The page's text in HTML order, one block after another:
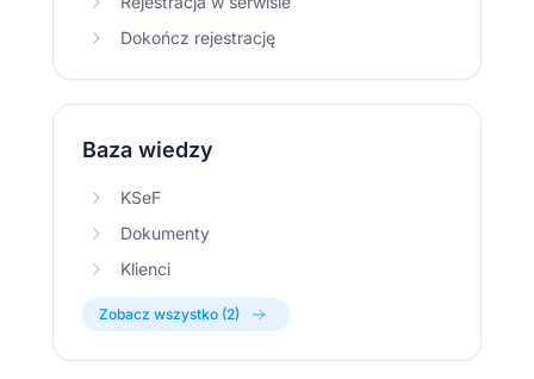
Dokończ rejestrację
Baza wiedzy
KSeF
Dokumenty
Klienci
Zobacz wszystko (2)